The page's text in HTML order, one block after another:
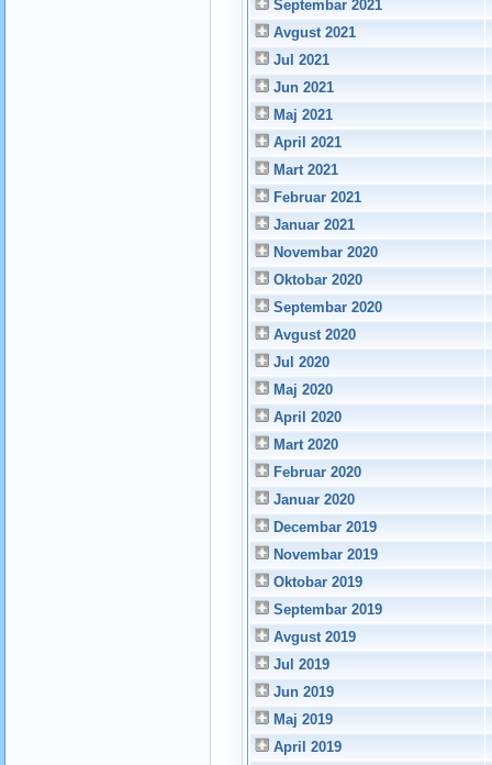
Septembar 2021
Avgust 2021
Jul 2021
Jun 2021
Maj 2021
April 2021
Mart 2021
Februar 2021
Januar 2021
Novembar 2020
Oktobar 2020
Septembar 2020
Avgust 2020
Jul 2020
Maj 2020
April 2020
Mart 2020
Februar 2020
Januar 2020
Decembar 2019
Novembar 2019
Oktobar 2019
Septembar 2019
Avgust 2019
Jul 2019
Jun 2019
Maj 2019
April 2019